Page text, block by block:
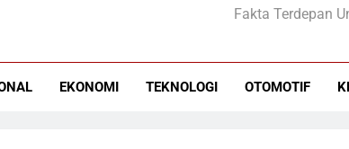
Fakta Terdepan
EKONOMI TEKNOLOGI OTOMOTIF